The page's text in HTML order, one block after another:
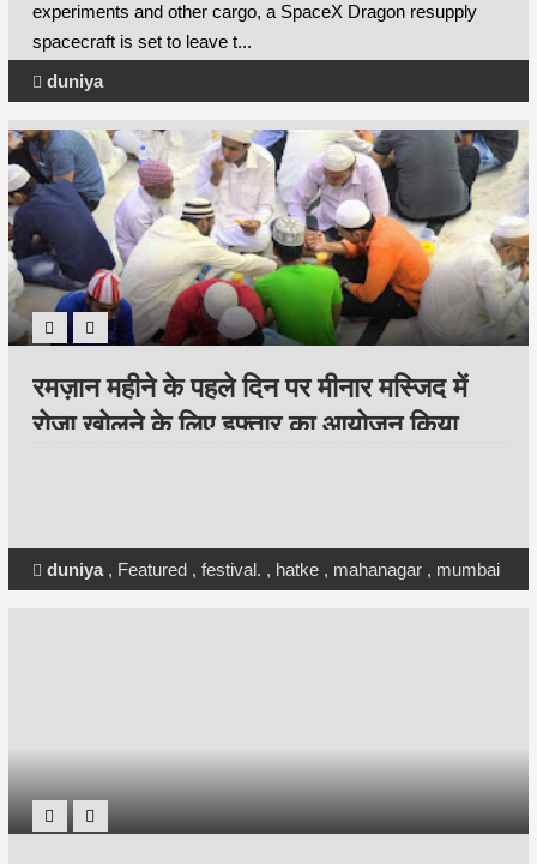
experiments and other cargo, a SpaceX Dragon resupply
spacecraft is set to leave t...
duniya
रमज़ान महीने के पहले दिन पर मीनार मस्जिद में
रोज़ा खोलने के लिए इफ्तार का आयोजन किया
duniya, Featured, festival. , hatke, mahanagar, mumbai